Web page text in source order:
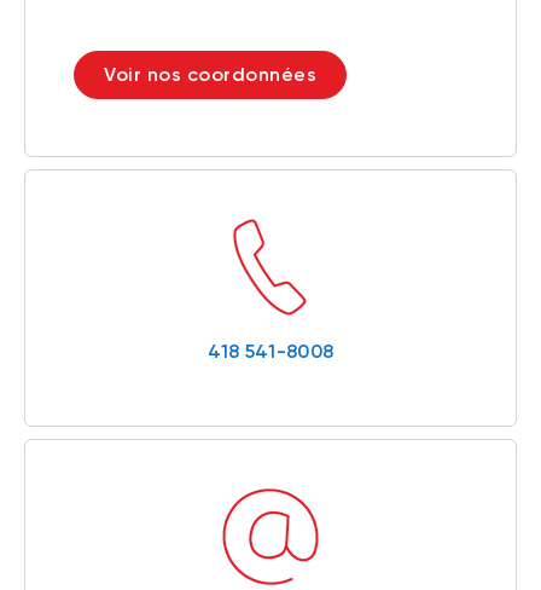
Voir nos coordonnées
418 541-8008